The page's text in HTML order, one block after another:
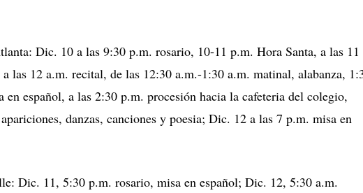
Dic. 10 a las 9:30 p.m. rosario, 10-11 p.m. Hora Santa, a las 11
las 12 a.m. recital, de las 12:30 a.m.-1:30 a.m. matinal, alabanza,
español, a las 2:30 p.m. procesión hacia la cafeteria del colegio,
danzas, canciones y poesia; Dic. 12 a las 7 p.m. misa en
Dic. 11, 5:30 p.m. rosario, misa en español; Dic. 12, 5:30 a.m.